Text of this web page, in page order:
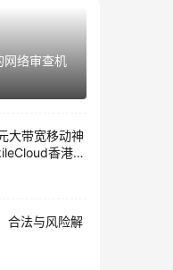
网络审查机
大带宽移动神
香港大
评
合法与风险解